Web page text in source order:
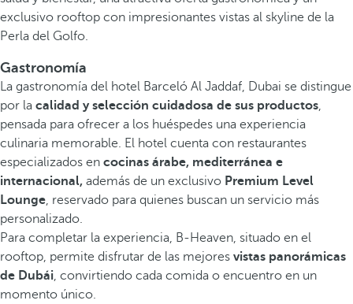
exclusivo rooftop con impresionantes vistas al skyline de la
Perla del Golfo.
Gastronomía
La gastronomía del hotel Barceló Al Jaddaf, Dubai se distingue
por la calidad y selección cuidadosa de sus productos,
pensada para ofrecer a los huéspedes una experiencia
culinaria memorable. El hotel cuenta con restaurantes
especializados en cocinas árabe, mediterránea e
internacional, además de un exclusivo Premium Level
Lounge, reservado para quienes buscan un servicio más
personalizado.
Para completar la experiencia, B-Heaven, situado en el
rooftop, permite disfrutar de las mejores vistas panorámicas
de Dubái, convirtiendo cada comida o encuentro en un
momento único.